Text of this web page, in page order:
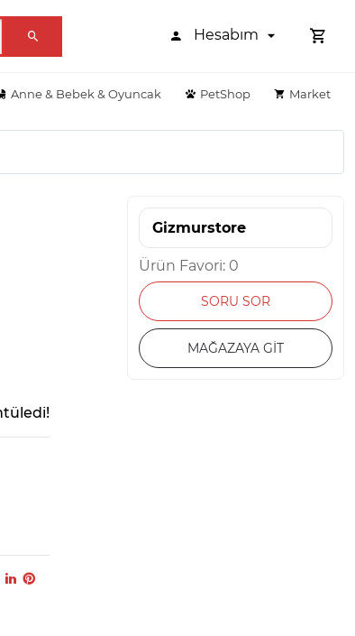
Hesabım
Anne & Bebek & Oyuncak PetShop Market
Gizmurstore
Ürün Favori: 0
SORU SOR
MAĞAZAYA GİT